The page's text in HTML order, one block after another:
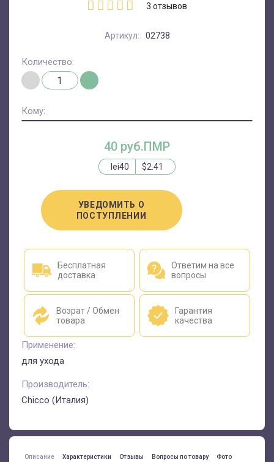
3 отзывов
Артикул: 02738
40 руб.ПМР
lei40 $2.41
УВЕДОМИТЬ О
ПОСТУПЛЕНИИ
Количество:
Кому:
Бесплатная
доставка
Ответим на все
вопросы
Возрат / Обмен
товара
Гарантия
качества
Применение:
для ухода
Производитель:
Chicco (Италия)
Описание Характеристики Отзывы Вопросы по товару Фото